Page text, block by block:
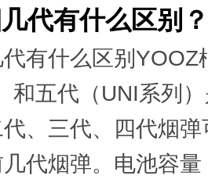
代有什么区别
有什么区别
和‌五代（UNI系列
、三代、四代‌烟
代烟弹。‌电池容